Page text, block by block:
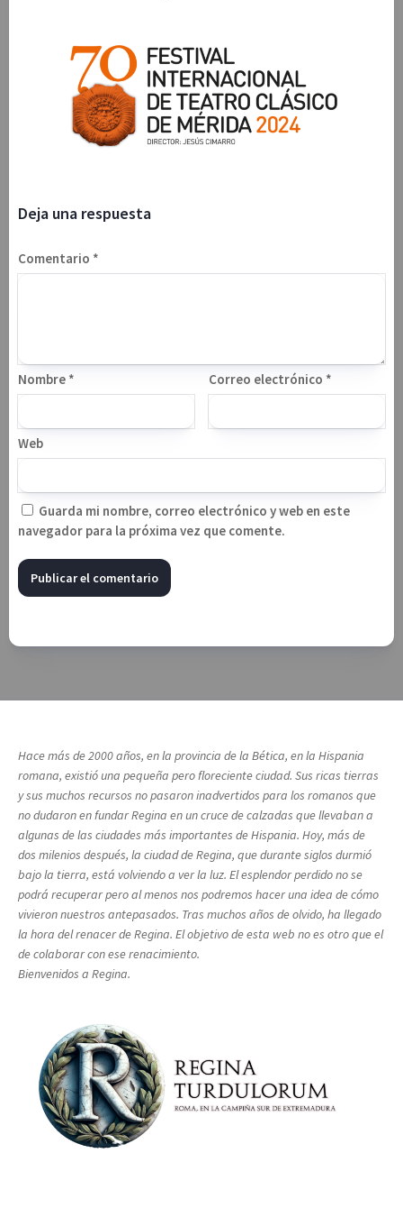
Deja una respuesta
Comentario *
Nombre * Correo electrónico *
Web
Guarda mi nombre, correo electrónico y web en este
navegador para la próxima vez que comente.
Hace más de 2000 años, en la provincia de la Bética, en la Hispania
romana, existió una pequeña pero floreciente ciudad. Sus ricas tierras
y sus muchos recursos no pasaron inadvertidos para los romanos que
no dudaron en fundar Regina en un cruce de calzadas que llevaban a
algunas de las ciudades más importantes de Hispania. Hoy, más de
dos milenios después, la ciudad de Regina, que durante siglos durmió
bajo la tierra, está volviendo a ver la luz. El esplendor perdido no se
podrá recuperar pero al menos nos podremos hacer una idea de cómo
vivieron nuestros antepasados. Tras muchos años de olvido, ha llegado
la hora del renacer de Regina. El objetivo de esta web no es otro que el
de colaborar con ese renacimiento.
Bienvenidos a Regina.